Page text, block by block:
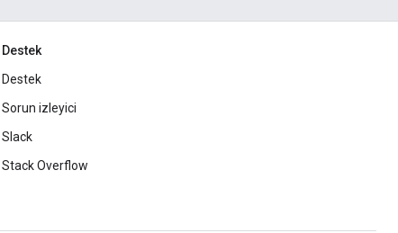
Destek
Destek
Sorun izleyici
Slack
Stack Overflow